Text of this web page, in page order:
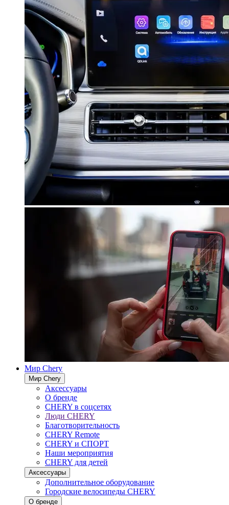
Мир Chery
Мир Chery
Аксессуары
О бренде
CHERY в соцсетях
Люди CHERY
Благотворительность
CHERY Remote
CHERY и СПОРТ
Наши мероприятия
CHERY для детей
Аксессуары
Дополнительное оборудование
Городские велосипеды CHERY
О бренде